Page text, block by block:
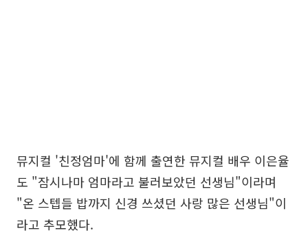
뮤지컬 '친정엄마'에 함께 출연한 뮤지컬 배우 이은율
도 "잠시나마 엄마라고 불러보았던 선생님"이라며
"온 스텝들 밥까지 신경 쓰셨던 사랑 많은 선생님"이
라고 추모했다.